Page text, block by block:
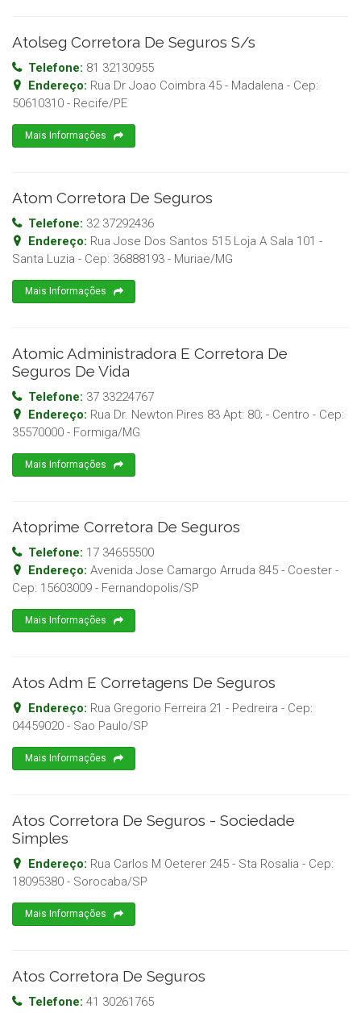
Atolseg Corretora De Seguros S/s
Telefone: 81 32130955
Endereço: Rua Dr Joao Coimbra 45 - Madalena - Cep:
50610310 - Recife/PE
Mais Informações
Atom Corretora De Seguros
Telefone: 32 37292436
Endereço: Rua Jose Dos Santos 515 Loja A Sala 101 -
Santa Luzia - Cep: 36888193 - Muriae/MG
Mais Informações
Atomic Administradora E Corretora De
Seguros De Vida
Telefone: 37 33224767
Endereço: Rua Dr. Newton Pires 83 Apt: 80; - Centro - Cep:
35570000 - Formiga/MG
Mais Informações
Atoprime Corretora De Seguros
Telefone: 17 34655500
Endereço: Avenida Jose Camargo Arruda 845 - Coester -
Cep: 15603009 - Fernandopolis/SP
Mais Informações
Atos Adm E Corretagens De Seguros
Endereço: Rua Gregorio Ferreira 21 - Pedreira - Cep:
04459020 - Sao Paulo/SP
Mais Informações
Atos Corretora De Seguros - Sociedade
Simples
Endereço: Rua Carlos M Oeterer 245 - Sta Rosalia - Cep:
18095380 - Sorocaba/SP
Mais Informações
Atos Corretora De Seguros
Telefone: 41 30261765